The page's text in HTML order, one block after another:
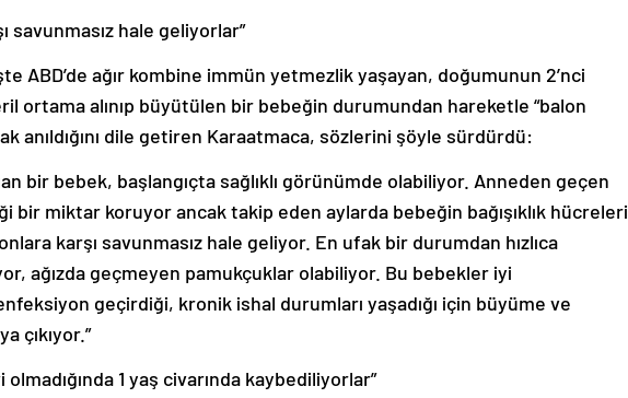
savunmasız hale geliyorlar”
ABD’de ağır kombine immün yetmezlik yaşayan, doğumunun 2’nci
ortama alınıp büyütülen bir bebeğin durumundan hareketle “balon
anıldığını dile getiren Karaatmaca, sözlerini şöyle sürdürdü:
bir bebek, başlangıçta sağlıklı görünümde olabiliyor. Anneden geçen
bir miktar koruyor ancak takip eden aylarda bebeğin bağışıklık hücreleri
karşı savunmasız hale geliyor. En ufak bir durumdan hızlıca
ağızda geçmeyen pamukçuklar olabiliyor. Bu bebekler iyi
geçirdiği, kronik ishal durumları yaşadığı için büyüme ve
çıkıyor.”
1 yaş civarında kaybediliyorlar”